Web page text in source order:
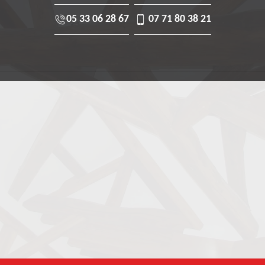
05 33 06 28 67 07 71 80 38 21